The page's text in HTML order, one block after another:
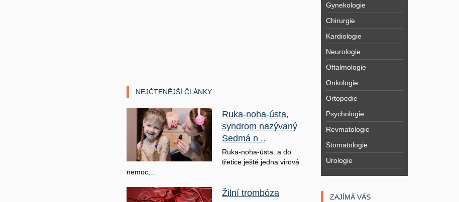
NEJČTENĚJŠÍ ČLÁNKY
Ruka-noha-ústa,
syndrom nazývaný
Sedmá n ..
Ruka-noha-ústa..a do
třetice ještě jedna virová
nemoc, ..
Žilní trombóza
Gynekologie
Chirurgie
Kardiologie
Neurologie
Oftalmologie
Onkologie
Ortopedie
Psychologie
Revmatologie
Stomatologie
Urologie
ZAJÍMÁ VÁS